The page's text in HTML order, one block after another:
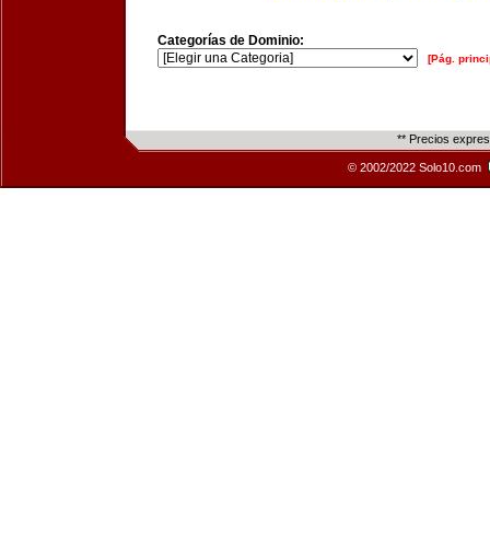
Categorías de Dominio:
[Pág.
** Precios
© 2002/2022 Solo10.com